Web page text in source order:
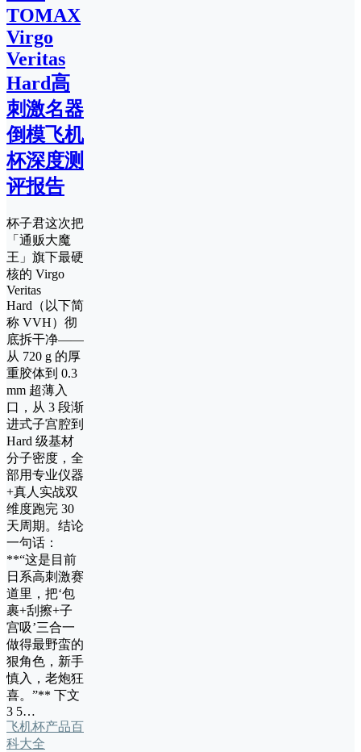
TOMAX
Virgo
Veritas
Hard高
刺激名器
倒模飞机
杯深度测
评报告
杯子君这次把
「通贩大魔
王」旗下最硬
核的 Virgo
Veritas
Hard（以下简
称 VVH）彻
底拆干净——
从 720 g 的厚
重胶体到 0.3
mm 超薄入
口，从 3 段渐
进式子宫腔到
Hard 级基材
分子密度，全
部用专业仪器
+真人实战双
维度跑完 30
天周期。结论
一句话：
**“这是目前
日系高刺激赛
道里，把‘包
裹+刮擦+子
宫吸’三合一
做得最野蛮的
狠角色，新手
慎入，老炮狂
喜。”** 下文
3 5…
飞机杯产品百
科大全